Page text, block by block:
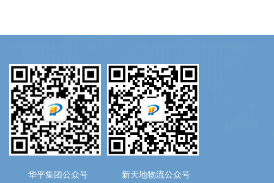
华平集团公众号 新天地物流公众号